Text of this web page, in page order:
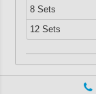
8 Sets
12 Sets